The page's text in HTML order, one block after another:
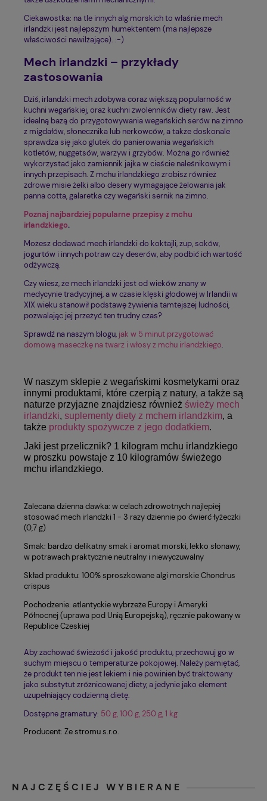
Ciekawostka: na tle innych alg morskich to właśnie mech
irlandzki jest najlepszym humektentem (ma najlepsze
właściwości nawilżające). :-)
Mech irlandzki – przykłady
zastosowania
Dziś, irlandzki mech zdobywa coraz większą popularność w
kuchni wegańskiej, oraz kuchni zwolenników diety raw. Jest
idealną bazą do przygotowywania wegańskich serów na zimno
z migdałów, słonecznika lub nerkowców, a także doskonale
sprawdza się jako glutek do panierowania wegańskich
kotletów, nuggetsów, warzyw i grzybów. Można go również
wykorzystać jako zamiennik jajka w cieście naleśnikowym i
innych przepisach. Z mchu irlandzkiego zrobisz również
zdrowe misie żelki albo desery wymagające żelowania jak
panna cotta, galaretka czy wegański sernik na zimno.
Poznaj najbardziej popularne przepisy z mchu
irlandzkiego.
Możesz dodawać mech irlandzki do koktajli, zup, soków,
jogurtów i innych potraw czy deserów, aby podbić ich wartość
odżywczą.
Czy wiesz, że mech irlandzki jest od wieków znany w
medycynie tradycyjnej, a w czasie klęski głodowej w Irlandii w
XIX wieku stanowił podstawę żywienia tamtejszej ludności,
pozwalając jej przeżyć ten trudny czas?
Sprawdź na naszym blogu, jak w 5 minut przygotować
domową maseczkę na twarz i włosy z mchu irlandzkiego.
W naszym sklepie z wegańskimi kosmetykami oraz
innymi produktami, które czerpią z natury, a także są
naturze przyjazne znajdziesz również świeży mech
irlandzki, suplementy diety z mchem irlandzkim, a
także produkty spożywcze z jego dodatkiem.
Jaki jest przelicznik? 1 kilogram mchu irlandzkiego
w proszku powstaje z 10 kilogramów świeżego
mchu irlandzkiego.
Zalecana dzienna dawka: w celach zdrowotnych najlepiej
stosować mech irlandzki 1 - 3 razy dziennie po ćwierć łyżeczki
(0,7 g)
Smak: bardzo delikatny smak i aromat morski, lekko słonawy,
w potrawach praktycznie neutralny i niewyczuwalny
Skład produktu: 100% sproszkowane algi morskie Chondrus
crispus
Pochodzenie: atlantyckie wybrzeże Europy i Ameryki
Północnej (uprawa pod Unią Europejską), ręcznie pakowany w
Republice Czeskiej
Aby zachować świeżość i jakość produktu, przechowuj go w
suchym miejscu o temperaturze pokojowej. Należy pamiętać,
że produkt ten nie jest lekiem i nie powinien być traktowany
jako substytut zróżnicowanej diety, a jedynie jako element
uzupełniający codzienną dietę.
Dostępne gramatury: 50 g, 100 g, 250 g, 1 kg
Producent: Ze stromu s.r.o.
NAJCZĘŚCIEJ WYBIERANE